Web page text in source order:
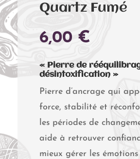
Quartz Fumé
6,00 €
« Pierre de
désintoxification »
Pierre d’ancrage qui
force, stabilité et
les périodes de
aide à retrouver
mieux gérer les